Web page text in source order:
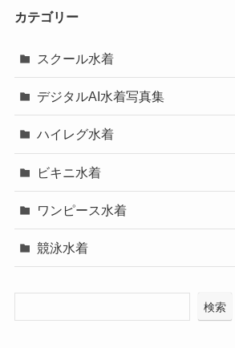
カテゴリー
スクール水着
デジタルAI水着写真集
ハイレグ水着
ビキニ水着
ワンピース水着
競泳水着
検索